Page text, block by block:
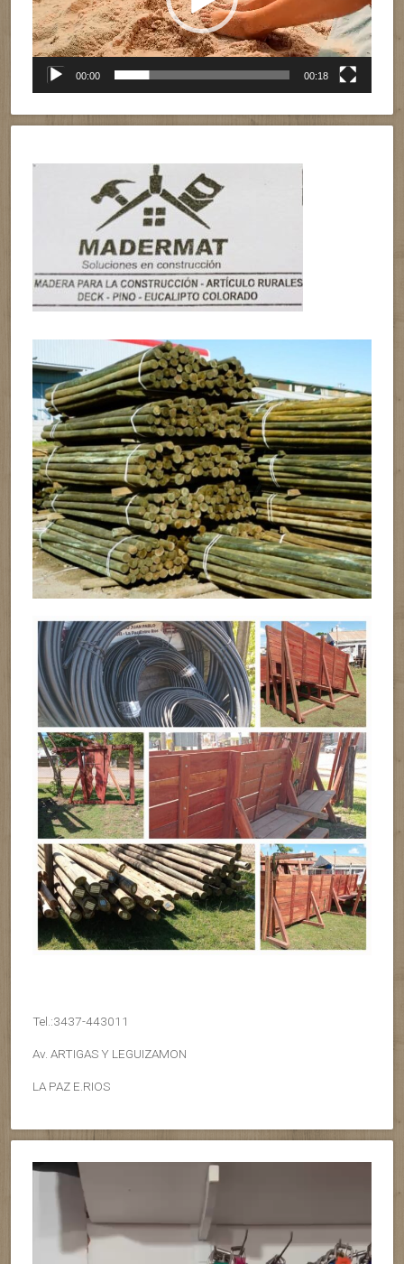
00:00 00:18
Tel.:3437-443011
Av. ARTIGAS Y LEGUIZAMON
LA PAZ E.RIOS
Reproductor